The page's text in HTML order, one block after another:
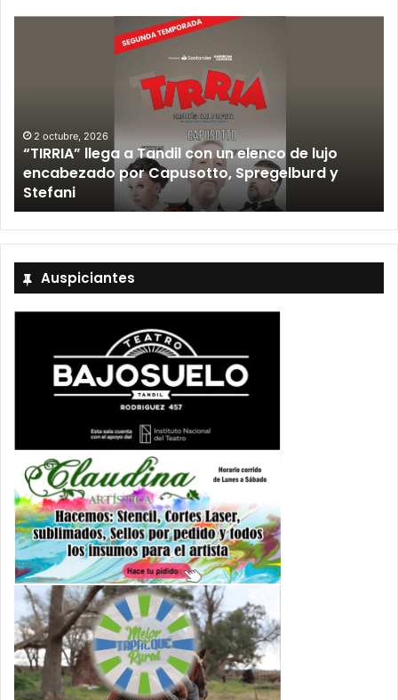
elenco de lujo
y
12 septiembre, 2026
Los Fabulosos Cadillacs
Tandil y ya están a la venta las
Auspiciantes